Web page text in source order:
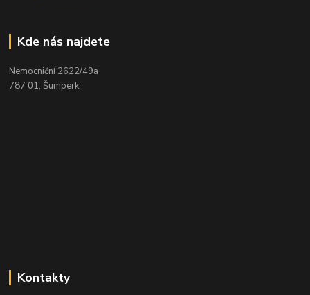
Kde nás najdete
Nemocniční 2622/49a
787 01, Šumperk
Kontakty